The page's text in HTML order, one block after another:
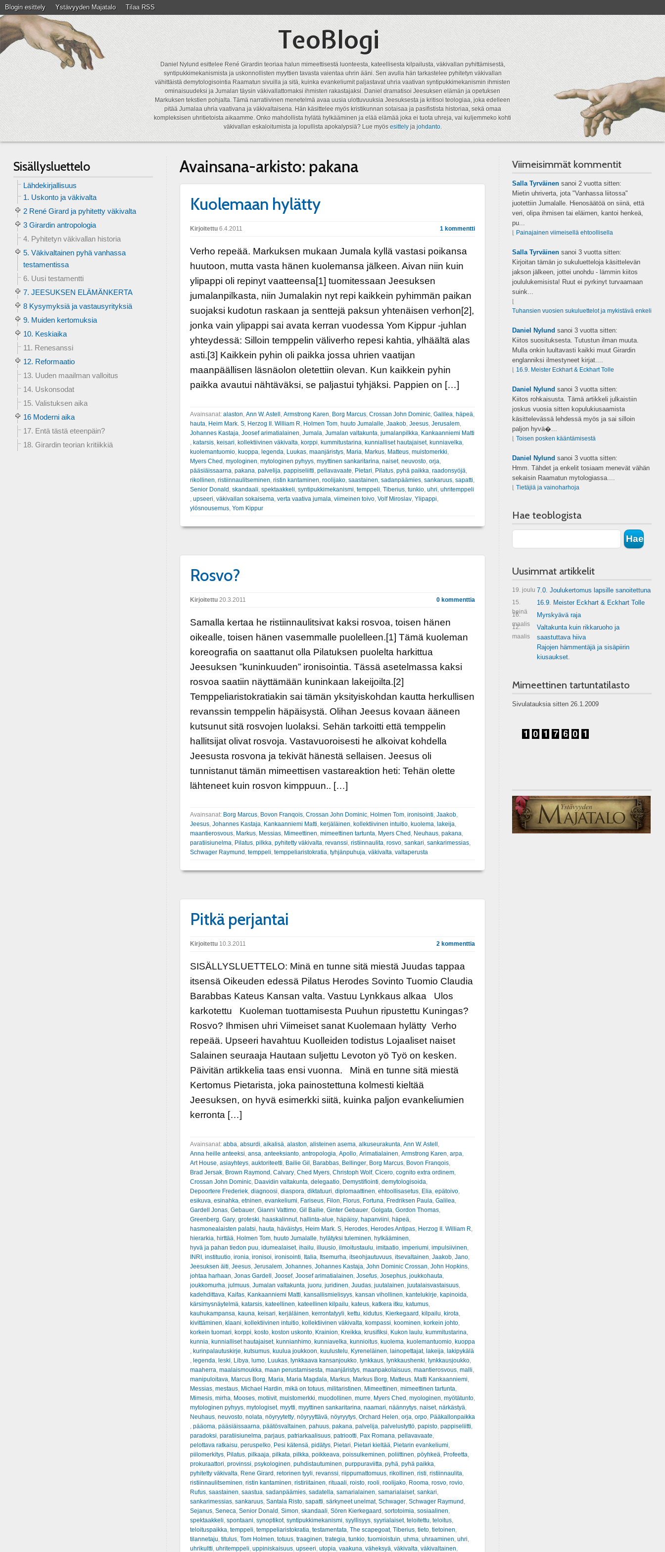
Blogin esittely Ystävyyden Majatalo Tilaa RSS
TeoBlogi
Daniel Nylund esittelee René Girardin teoriaa halun mimeettisestä luonteesta, kateellisesta kilpailusta, väkivallan pyhittämisestä,
syntipukkimekanismista ja uskonnollisten myyttien tavasta vaientaa uhrin ääni. Sen avulla hän tarkastelee pyhitetyn väkivallan
vähittäistä demytologisointia Raamatun sivuilla ja sitä, kuinka evankeliumit paljastavat uhria vaativan syntipukkimekanismin ihmisten
ominaisuudeksi ja Jumalan täysin väkivallattomaksi ihmisten rakastajaksi. Daniel dramatisoi Jeesuksen elämän ja opetuksen
Markuksen tekstien pohjalta. Tämä narratiivinen menetelmä avaa uusia ulottuvuuksia Jeesuksesta ja kritisoi teologiaa, joka edelleen
pitää Jumalaa uhria vaativana ja väkivaltaisena. Hän käsittelee myös kristikunnan sotaisaa ja pasifistista historiaa, sekä omaa
kompleksisen uhritietoista aikaamme. Onko mahdollista hylätä hylkääminen ja elää elämää joka ei tuota uhreja, vai kuljemmeko kohti
väkivallan eskaloitumista ja lopullista apokalypsiä? Lue myösesittelyjajohdanto.
Avainsana-arkisto: pakana
Kuolemaan hylätty
Kirjoitettu6.4.2011 1 kommentti
Verho repeää. Markuksen mukaan Jumala kyllä vastasi poikansa
huutoon, mutta vasta hänen kuolemansa jälkeen. Aivan niin kuin
ylipappi oli repinyt vaatteensa[1] tuomitessaan Jeesuksen
jumalanpilkasta, niin Jumalakin nyt repi kaikkein pyhimmän paikan
suojaksi kudotun raskaan ja senttejä paksun yhtenäisen verhon[2],
jonka vain ylipappi sai avata kerran vuodessa Yom Kippur -juhlan
yhteydessä: Silloin temppelin väliverho repesi kahtia, ylhäältä alas
asti.[3] Kaikkein pyhin oli paikka jossa uhrien vaatijan
maanpäällisen läsnäolon oletettiin olevan. Kun kaikkein pyhin
paikka avautui nähtäväksi, se paljastui tyhjäksi. Pappien on […]
Avainsanat: alaston Ann W. Astell Armstrong Karen Borg Marcus, Crossan John Dominic, Galilea häpeä
hauta Heim Mark. S, Herzog II. William R Holmen Tom, huuto Jumalalle Jaakob, Jeesus, Jerusalem,
Johannes Kastaja Joosef arimatialainen Jumala Jumalan valtakunta jumalanpilkka Kankaanniemi Matti
katarsis, keisari kollektiivinen väkivalta korppi kummitustarina kunnialliset hautajaiset, kunniavelka
kuolemantuomio, kuoppa legenda Luukas, maanjäristys, Maria Markus, Matteus, muistomerkki
Myers Ched myologinen mytologinen pyhyys, myyttinen sankaritarina naiset, neuvosto, orja
pääsiäissaarna pakana palvelija pappiseliitti pellavavaate Pietari Pilatus, pyhä paikka raadonsyöjä
rikollinen ristiinnaulitseminen ristin kantaminen roolijako, saastainen sadanpäämies, sankaruus, sapatti
Senior Donald skandaali spektaakkeli syntipukkimekanismi temppeli Tiberius, tunkio, uhri uhritemppeli
upseeri väkivallan sokaisema verta vaativa jumala viimeinen toivo, Volf Miroslav, Ylipappi
ylösnousemus, Yom Kippur
Rosvo?
Kirjoitettu20.3.2011 0 kommenttia
Samalla kertaa he ristiinnaulitsivat kaksi rosvoa, toisen hänen
oikealle, toisen hänen vasemmalle puolelleen.[1] Tämä kuoleman
koreografia on saattanut olla Pilatuksen puolelta harkittua
Jeesuksen ”kuninkuuden” ironisointia. Tässä asetelmassa kaksi
rosvoa saatiin näyttämään kuninkaan lakeijoilta.[2]
Temppeliaristokratiakin sai tämän yksityiskohdan kautta herkullisen
revanssin temppelin häpäisystä. Olihan Jeesus kovaan ääneen
kutsunut sitä rosvojen luolaksi. Sehän tarkoitti että temppelin
hallitsijat olivat rosvoja. Vastavuoroisesti he alkoivat kohdella
Jeesusta rosvona ja tekivät hänestä sellaisen. Jeesus oli
tunnistanut tämän mimeettisen vastareaktion heti: Tehän olette
lähteneet kuin rosvon kimppuun.. […]
Avainsanat: Borg Marcus, Bovon Franqois, Crossan John Dominic, Holmen Tom, ironisointi, Jaakob,
Jeesus, Johannes Kastaja, Kankaanniemi Matti, kerjäläinen, kollektiivinen intuitio, kuolema, lakeija,
maantierosvous, Markus, Messias, Mimeettinen, mimeettinen tartunta, Myers Ched , Neuhaus, pakana,
paratiisiunelma, Pilatus, pilkka, pyhitetty väkivalta, revanssi, ristiinnaulita, rosvo, sankari, sankarimessias,
Schwager Raymund , temppeli, temppeliaristokratia, tyhjänpuhuja, väkivalta, valtaperusta
Pitkä perjantai
Kirjoitettu10.3.2011 2 kommenttia
SISÄLLYSLUETTELO: Minä en tunne sitä miestä Juudas tappaa
itsensä Oikeuden edessä Pilatus Herodes Sovinto Tuomio Claudia
Barabbas Kateus Kansan valta. Vastuu Lynkkaus alkaa Ulos
karkotettu Kuoleman tuottamisesta Puuhun ripustettu Kuningas?
Rosvo? Ihmisen uhri Viimeiset sanat Kuolemaan hylätty Verho
repeää. Upseeri havahtuu Kuolleiden todistus Lojaaliset naiset
Salainen seuraaja Hautaan suljettu Levoton yö Työ on kesken.
Päivitän artikkelia taas ensi vuonna. Minä en tunne sitä miestä
Kertomus Pietarista, joka painostettuna kolmesti kieltää
Jeesuksen, on hyvä esimerkki siitä, kuinka paljon evankeliumien
kerronta […]
Avainsanat: abba absurdi aikalisä alaston alisteinen asema alkuseurakunta Ann W. Astell
Anna heille anteeksi ansa anteeksianto, antropologia Apollo, Arimatialainen Armstrong Karen arpa
Art House asiayhteys, auktoriteetti Bailie Gil Barabbas, Bellinger, Borg Marcus, Bovon Franqois,
Brad Jersak, Brown Raymond Calvary, Ched Myers, Christoph Wolf, Cicero, cognito extra ordinem,
Crossan John Dominic, Daavidin valtakunta delegaatio, Demystifiointi demytologisoida
Depoortere Frederiek, diagnoosi diaspora diktatuuri diplomaattinen ehtoollisasetus, Elia epätoivo,
esikuva esinahka etninen evankeliumi Fariseus, Filon Florus, Fortuna Fredriksen Paula Galilea
Gardell Jonas, Gebauer, Gianni Vattimo, Gil Bailie Ginter Gebauer, Golgata Gordon Thomas,
Greenberg. Gary, groteski haaskalinnut, hallinta-alue häpäisy, hapanviini häpeä
hasmonealaisten palatsi hauta häväistys, Heim Mark. S, Herodes, Herodes Antipas, Herzog II. William R
hierarkia hirttää Holmen Tom, huuto Jumalalle hylätyksi tuleminen hylkääminen
hyvä ja pahan tiedon puu idumealaiset, ihailu illuusio, ilmoitustaulu imitaatio, imperiumi impulsiivinen
INRI, instituutio, ironia ironisoi ironisointi Italia Itsemurha itseohjautuvuus, itsevaltainen Jaakob, Jano,
Jeesuksen äiti Jeesus, Jerusalem, Johannes, Johannes Kastaja John Dominic Crossan John Hopkins,
johtaa harhaan Jonas Gardell Joosef, Joosef arimatialainen Josefus, Josephus, joukkohauta
joukkomurha julmuus, Jumalan valtakunta juoru juridinen Juudas, juutalainen juutalaisvastaisuus,
kadehdittava Kaifas, Kankaanniemi Matti kansallismielisyys, kansan vihollinen kantelukirje kapinoida
kärsimysnäytelmä katarsis, kateellinen kateellinen kilpailu kateus, katkera itku katumus,
kauhukampansa kauna keisari kerjäläinen kerrontatyyli kettu kidutus, Kierkegaard kilpailu kirota
kivittäminen klaani kollektiivinen intuitio, kollektiivinen väkivalta kompassi koominen korkein johto,
korkein tuomari korppi kosto, koston uskonto, Krainion Kreikka krusifiksi Kukon laulu kummitustarina
kunnia kunnialliset hautajaiset, kunnianhimo, kunniavelka kunnioitus, kuolema kuolemantuomio, kuoppa
kurinpalautuskirje kutsumus, kuulua joukkoon kuulustelu Kyreneläinen lainopettajat, lakeija lakipykälä
legenda leski Libya lumo, Luukas, lynkkaava kansanjoukko, lynkkaus, lynkkaushenki lynkkausjoukko,
maaherra maalaismoukka maan perustamisesta maanjäristys, maanpakolaisuus, maantierosvous, malli
manipuloitava Marcus Borg Maria Maria Magdala Markus, Markus Borg Matteus, Matti Kankaanniemi
Messias, mestaus, Michael Hardin mikä on totuus, militaristinen Mimeettinen mimeettinen tartunta
Mimesis, mirha Mooses, motiivit, muistomerkki muodollinen murre Myers Ched myologinen myötätunto,
mytologinen pyhyys, mytologiset, myytti myyttinen sankaritarina naamari näännytys, naiset, närkästyä
Neuhaus, neuvosto, nolata nöyryytetty, nöyryyttävä nöyryytys, Orchard Helen orja orpo, Pääkallonpaikka
pääoma pääsiäissaarna päätösvaltainen pahuus, pakana palvelija palvelustyttö, papisto, pappiseliitti
paradoksi paratiisiunelma parjaus, patriarkaalisuus, patriootti Pax Romana pellavavaate
pelottava ratkaisu peruspelko, Pesi kätensä pidätys, Pietari Pietari kieltää Pietarin evankeliumi
piilomerkitys, Pilatus, pilkaaja pilkata pilkka poikkeava poissulkeminen poliittinen pöyhkeä Profeetta
prokuraattori provinssi psykologinen puhdistautuminen purppuraviitta pyhä pyhä paikka
pyhitetty väkivalta Rene Girard retorinen tyyli revanssi riippumattomuus, rikollinen risti ristiinnaulita
ristiinnaulitseminen ristin kantaminen ristiriitainen rituaali roisto, rooli roolijako, Rooma rosvo, rovio,
Rufus, saastainen saastua sadanpäämies, sadatella samarialainen samarialaiset, sankari
sankarimessias, sankaruus, Santala Risto, sapatti särkyneet unelmat, Schwager, Schwager Raymund
Sejanus, Seneca Senior Donald Simon skandaali Sören Kierkegaard sortotoimia sosiaalinen
spektaakkeli spontaani synoptikot, syntipukkimekanismi syyllisyys, syyrialaiset, teloitettu teloitus,
teloituspaikka temppeli temppeliaristokratia testamentata The scapegoat, Tiberius, tieto, tietoinen
tilannetaju titulus, Tom Holmen totuus, traaginen trategia tunkio, tuomioistuin uhma uhraaminen uhri
uhrikultti uhritemppeli uppiniskaisuus, upseeri utopia vaakuna väheksyä väkivalta väkivaltainen
Sisällysluettelo
Lähdekirjallisuus
1. Uskonto ja väkivalta
2 René Girard ja pyhitetty väkivalta
3 Girardin antropologia
4. Pyhitetyn väkivallan historia
5. Väkivaltainen pyhä vanhassa
testamentissa
6. Uusi testamentti
7. JEESUKSEN ELÄMÄNKERTA
8 Kysymyksiä ja vastausyrityksiä
9. Muiden kertomuksia
10. Keskiaika
11. Renesanssi
12. Reformaatio
13. Uuden maailman valloitus
14. Uskonsodat
15. Valistuksen aika
16 Moderni aika
17. Entä tästä eteenpäin?
18. Girardin teorian kritiikkiä
Viimeisimmät kommentit
Salla Tyrväinensanoi 2 vuotta sitten:
Mietin uhriverta, jota "Vanhassa liitossa"
juotettiin Jumalalle. Hienosäätöä on siinä, että
veri, olipa ihmisen tai eläimen, kantoi henkeä,
pu...
Painajainen viimeisellä ehtoollisella
Salla Tyrväinensanoi 3 vuotta sitten:
Kirjoitan tämän jo sukuluetteloja käsittelevän
jakson jälkeen, jottei unohdu - lämmin kiitos
joululukemisista! Ruut ei pyrkinyt turvaamaan
suink...
Tuhansien vuosien sukuluettelot ja mykistävä enkeli
Daniel Nylund sanoi 3 vuotta sitten:
Kiitos suosituksesta. Tutustun ilman muuta.
Mulla onkin luultavasti kaikki muut Girardin
englanniksi ilmestyneet kirjat....
16.9. Meister Eckhart & Eckhart Tolle
Daniel Nylund sanoi 3 vuotta sitten:
Kiitos rohkaisusta. Tämä artikkeli julkaistiin
joskus vuosia sitten kopulukiusaamista
käsittelevässä lehdessä myös ja sai silloin
paljon hyvä�...
Toisen posken kääntämisestä
Daniel Nylund sanoi 3 vuotta sitten:
Hmm. Tähdet ja enkelit tosiaam menevät vähän
sekaisin Raamatun mytologiassa....
Tietäjiä ja vainoharhoja
Hae teoblogista
Uusimmat artikkelit
19. joulu 7.0. Joulukertomus lapsille sanoitettuna
15.
heinä
16.9. Meister Eckhart & Eckhart Tolle
16.
maalis
Myrskyävä raja
12.
maalis
Valtakunta kuin rikkaruoho ja
saastuttava hiiva
Rajojen hämmentäjä ja sisäpiirin
kiusaukset.
Mimeettinen tartuntatilasto
Sivulatauksia sitten 26.1.2009